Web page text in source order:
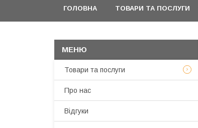
ГОЛОВНА ТОВАРИ ТА ПОСЛУГИ
Товари та послуги
Про нас
Відгуки